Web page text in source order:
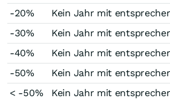
-20%
Kein Jahr mit
-30%
Kein Jahr mit
-40%
Kein Jahr mit
-50%
Kein Jahr mit
< -50%
Kein Jahr mit